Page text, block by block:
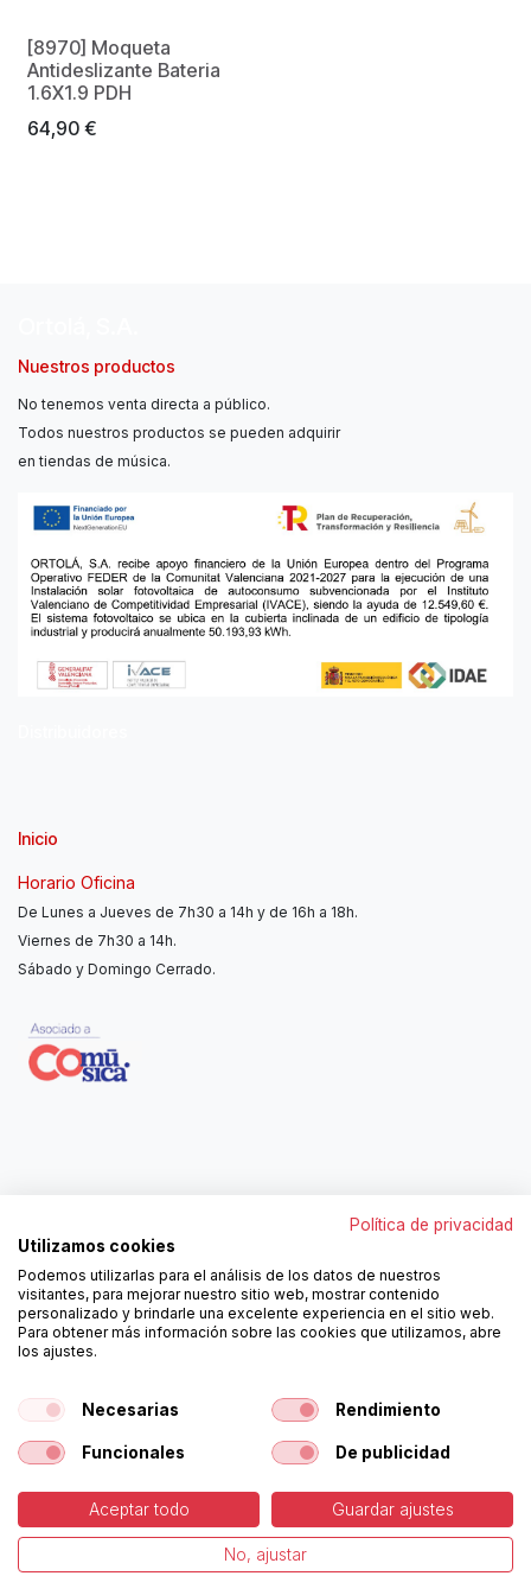
[8970] Moqueta
Antideslizante Bateria
1.6X1.9 PDH
64,90 €
Nuestros productos
No tenemos venta directa a público.
Todos nuestros productos se pueden adquirir
en tiendas de música.
Inicio
Horario Oficina
De Lunes a Jueves de 7h30 a 14h y de 16h a 18h.
Viernes de 7h30 a 14h.
Sábado y Domingo Cerrado.
962250313
ortola@ortola-sa.es
Av. d'Albaida, s/n
46840 La Pobla del Duc (Valencia)
¡Síguenos!
Copyright © Ortolá, S.A. -Política de Cookies -Aviso
Legal
Español
Política de privacidad
Utilizamos cookies
Podemos utilizarlas para el análisis de los datos de nuestros
visitantes, para mejorar nuestro sitio web, mostrar contenido
personalizado y brindarle una excelente experiencia en el sitio web.
Para obtener más información sobre las cookies que utilizamos, abre
los ajustes.
Necesarias Rendimiento
Funcionales De publicidad
Aceptar todo Guardar ajustes
No, ajustar